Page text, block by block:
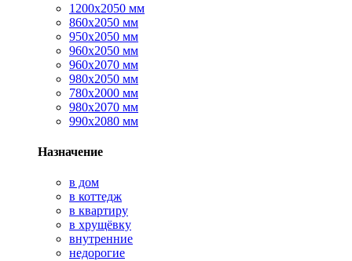
1200х2050 мм
860х2050 мм
950х2050 мм
960х2050 мм
960х2070 мм
980х2050 мм
780х2000 мм
980х2070 мм
990х2080 мм
Назначение
в дом
в коттедж
в квартиру
в хрущёвку
внутренние
недорогие